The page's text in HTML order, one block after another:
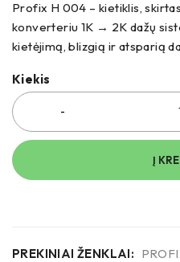
Profix H 004 – kietiklis,
konverteriu 1K → 2K dažų
kietėjimą, blizgią ir atsparią
Kiekis
Į
PREKINIAI ŽENKLAI: